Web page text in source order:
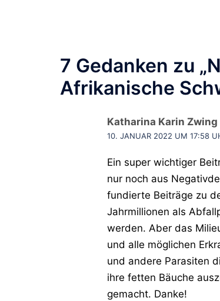
7 Gedanken zu „
Afrikanische
Katharina Karin Zwing
10. JANUAR 2022 UM 17:58
Ein super wichtiger
nur noch aus
fundierte Beiträge zu
Jahrmillionen als
werden. Aber das
und alle möglichen
und andere Parasiten
ihre fetten Bäuche
gemacht. Danke!